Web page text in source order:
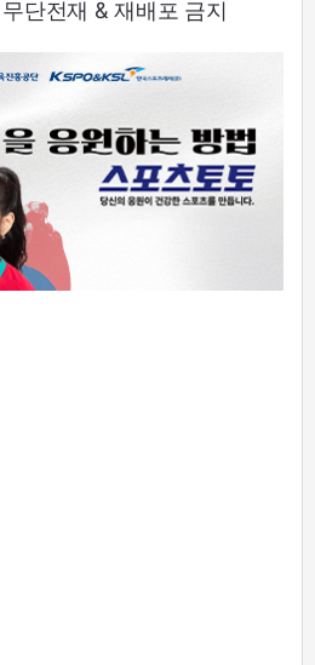
단전재 & 재배포 금지